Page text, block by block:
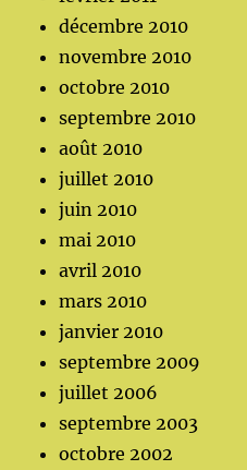
décembre 2010
novembre 2010
octobre 2010
septembre 2010
août 2010
juillet 2010
juin 2010
mai 2010
avril 2010
mars 2010
janvier 2010
septembre 2009
juillet 2006
septembre 2003
octobre 2002